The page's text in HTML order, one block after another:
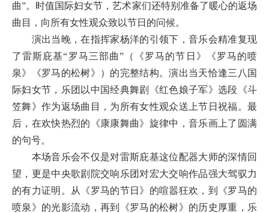
曲”。时值国际妇女节，艺术家们还特别准备了暖心的返场
曲目，向所有女性观众致以节日的问候。
演出当晚，在指挥家杨洋的引领下，音乐会精准复现
了雷斯庇基“罗马三部曲”（《罗马的节日》《罗马的喷
泉》《罗马的松树》）的完整结构。演出当天恰逢三八国
际妇女节，乐团以中国经典舞剧《红色娘子军》选段《斗
笠舞》作为返场曲目，为所有女性观众送上节日祝福。最
后，在欢快热烈的《康康舞曲》旋律中，音乐画上了圆满
的句号。
本场音乐会不仅是对雷斯庇基这位配器大师的深情回
望，更是中央歌剧院交响乐团对宏大交响作品强大驾驭力
的有力证明。从《罗马的节日》的喧嚣狂欢，到《罗马的
喷泉》的光影流动，再到《罗马的松树》的历史厚重，乐